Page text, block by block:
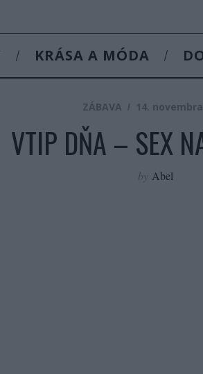
KRÁSA A MÓDA
ZÁBAVA 14.
VTIP DŇA – SEX
by Abel